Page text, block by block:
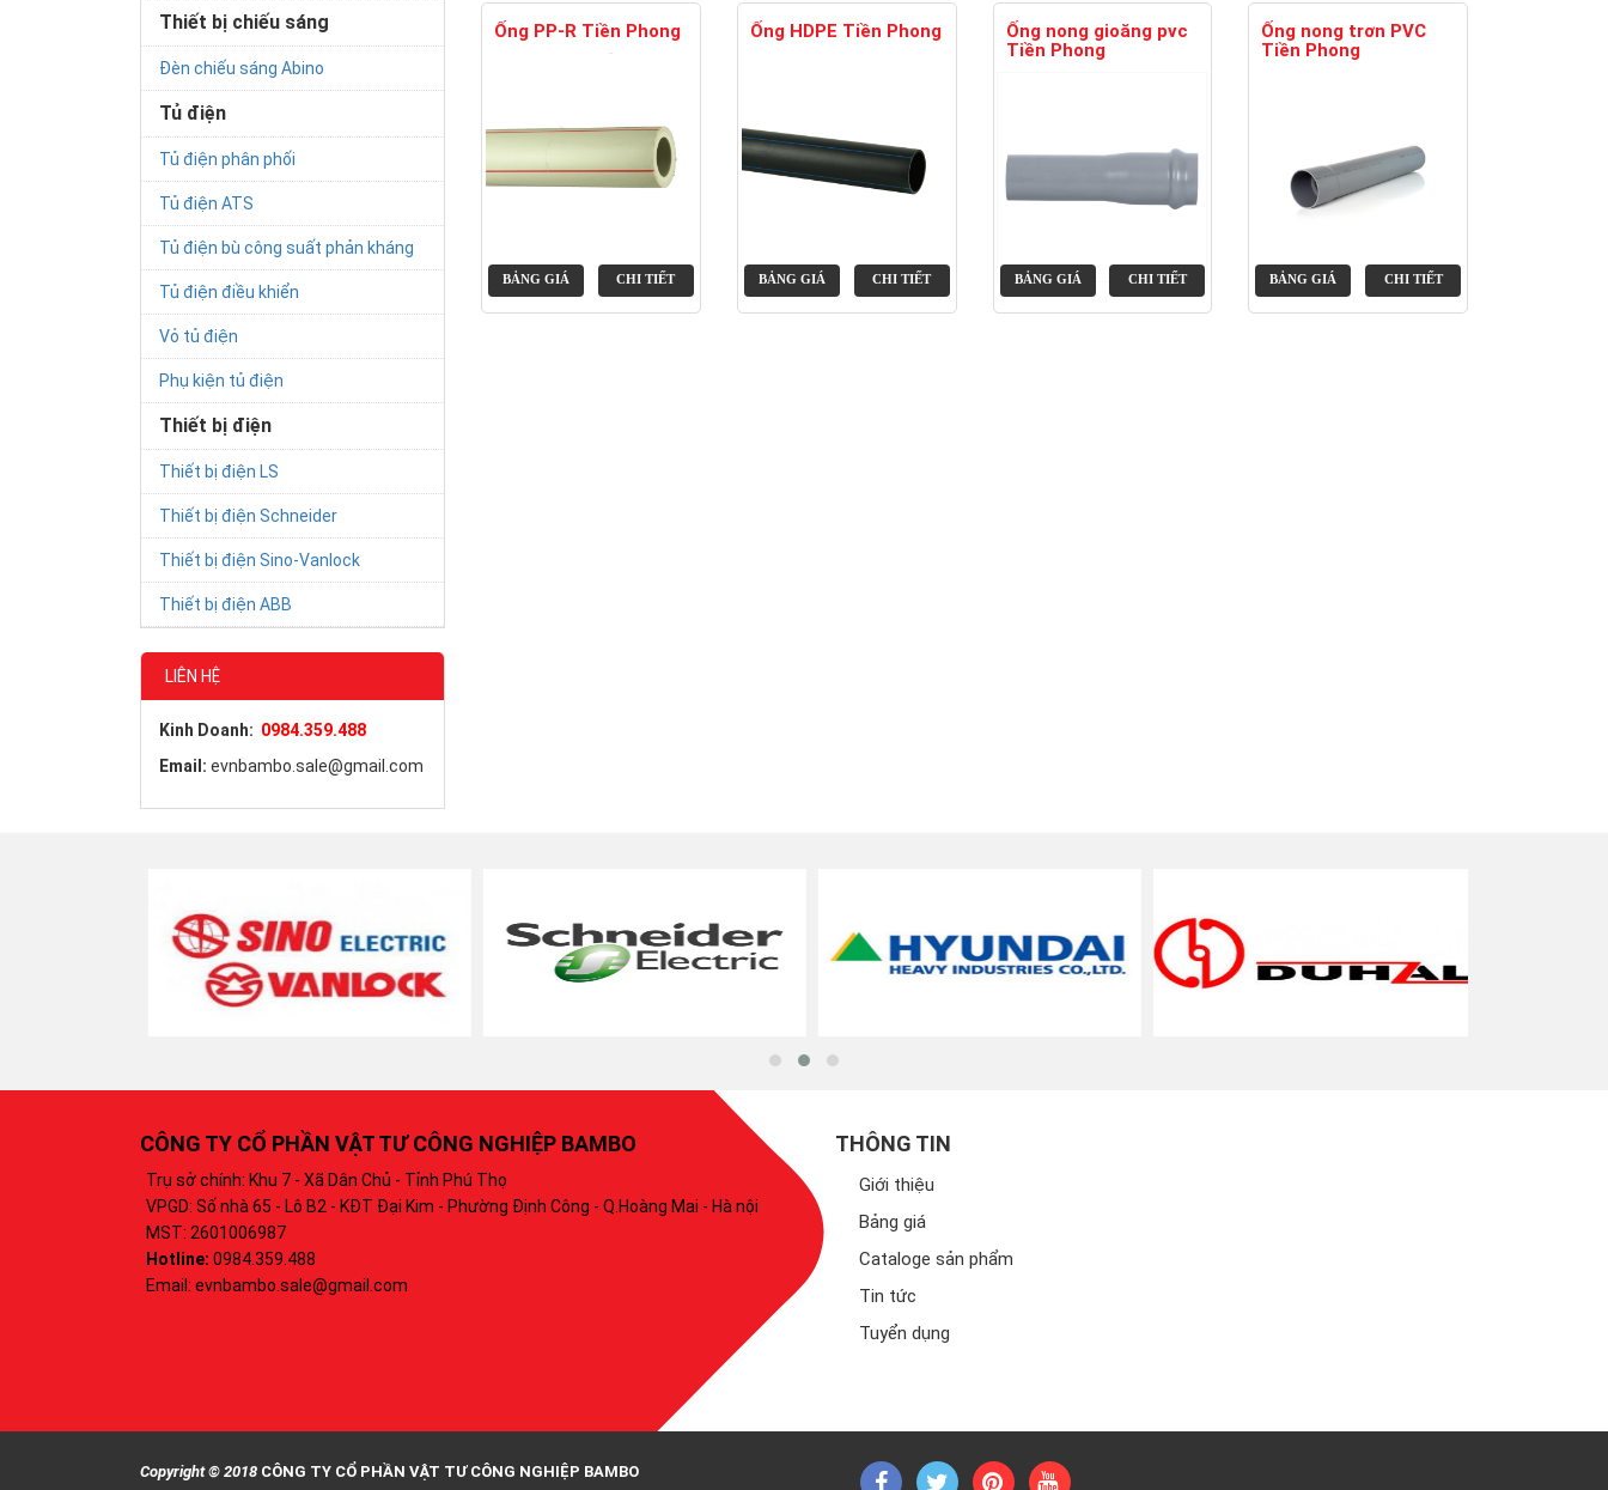
Ống PP-R Tiền Phong
BẢNG GIÁ CHI TIẾT
Ống HDPE Tiền Phong
BẢNG GIÁ CHI TIẾT
Ống nong gioăng pvc
Tiền Phong
BẢNG GIÁ CHI TIẾT
Ống nong trơn PVC
Tiền Phong
BẢNG GIÁ CHI TIẾT
Thiết bị chiếu sáng
Đèn chiếu sáng Abino
Tủ điện
Tủ điện phân phối
Tủ điện ATS
Tủ điện bù công suất phản kháng
Tủ điện điều khiển
Vỏ tủ điện
Phụ kiện tủ điện
Thiết bị điện
Thiết bị điện LS
Thiết bị điện Schneider
Thiết bị điện Sino-Vanlock
Thiết bị điện ABB
LIÊN HỆ
Kinh Doanh: 0984.359.488
Email: evnbambo.sale@gmail.com
CÔNG TY CỔ PHẦN VẬT TƯ CÔNG NGHIỆP BAMBO
Trụ sở chính: Khu 7 - Xã Dân Chủ - Tỉnh Phú Thọ
VPGD: Số nhà 65 - Lô B2 - KĐT Đại Kim - Phường Định Công - Q.Hoàng Mai - Hà nội
MST: 2601006987
Hotline: 0984.359.488‬
Email: evnbambo.sale@gmail.com
THÔNG TIN
Giới thiệu
Bảng giá
Cataloge sản phẩm
Tin tức
Tuyển dụng
Copyright © 2018 CÔNG TY CỔ PHẦN VẬT TƯ CÔNG NGHIỆP BAMBO